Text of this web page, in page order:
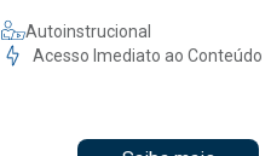
Autoinstrucional
Acesso Imediato ao Conteúdo